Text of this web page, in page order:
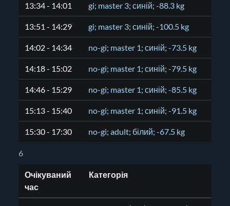
13:34 - 14:01 gi; master 3; синій; -88.3 kg
13:51 - 14:29 gi; master 3; синій; -100.5 kg
14:02 - 14:34 no-gi; master 1; синій; -73.5 kg
14:18 - 15:02 no-gi; master 1; синій; -79.5 kg
14:46 - 15:29 no-gi; master 1; синій; -85.5 kg
15:13 - 15:40 no-gi; master 1; синій; -91.5 kg
15:30 - 17:30 no-gi; adult; білий; -67.5 kg
6
Очікуваний
час
Категорія